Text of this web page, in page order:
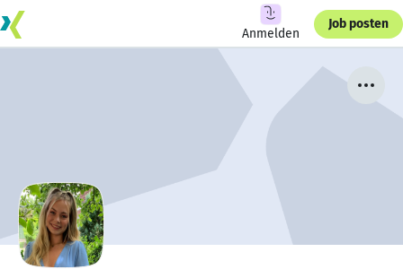
Anmelden
Job posten